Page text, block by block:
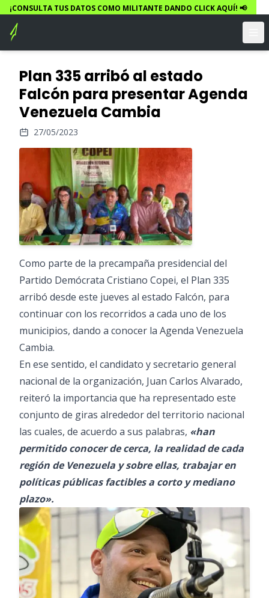
¡CONSULTA TUS DATOS COMO MILITANTE DANDO CLICK AQUÍ! 📢
Plan 335 arribó al estado
Falcón para presentar Agenda
Venezuela Cambia
27/05/2023
Como parte de la precampaña presidencial del
Partido Demócrata Cristiano Copei, el Plan 335
arribó desde este jueves al estado Falcón, para
continuar con los recorridos a cada uno de los
municipios, dando a conocer la Agenda Venezuela
Cambia.
En ese sentido, el candidato y secretario general
nacional de la organización, Juan Carlos Alvarado,
reiteró la importancia que ha representado este
conjunto de giras alrededor del territorio nacional
las cuales, de acuerdo a sus palabras, «han
permitido conocer de cerca, la realidad de cada
región de Venezuela y sobre ellas, trabajar en
políticas públicas factibles a corto y mediano
plazo».